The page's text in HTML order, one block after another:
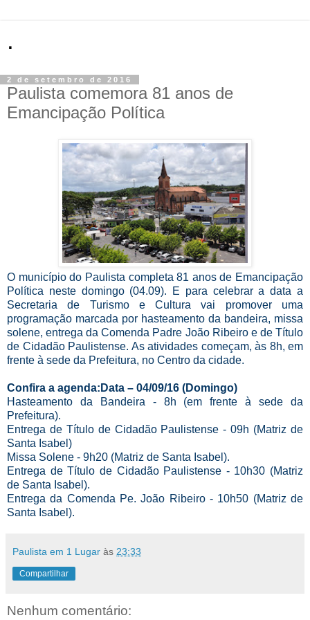
.
2 de setembro de 2016
Paulista comemora 81 anos de
Emancipação Política
O município do Paulista completa 81 anos de Emancipação
Política neste domingo (04.09). E para celebrar a data a
Secretaria de Turismo e Cultura vai promover uma
programação marcada por hasteamento da bandeira, missa
solene, entrega da Comenda Padre João Ribeiro e de Título
de Cidadão Paulistense. As atividades começam, às 8h, em
frente à sede da Prefeitura, no Centro da cidade.
Confira a agenda:Data – 04/09/16 (Domingo)
Hasteamento da Bandeira - 8h (em frente à sede da
Prefeitura).
Entrega de Título de Cidadão Paulistense - 09h (Matriz de
Santa Isabel)
Missa Solene - 9h20 (Matriz de Santa Isabel).
Entrega de Título de Cidadão Paulistense - 10h30 (Matriz
de Santa Isabel).
Entrega da Comenda Pe. João Ribeiro - 10h50 (Matriz de
Santa Isabel).
Paulista em 1 Lugar às 23:33
Compartilhar
Nenhum comentário: